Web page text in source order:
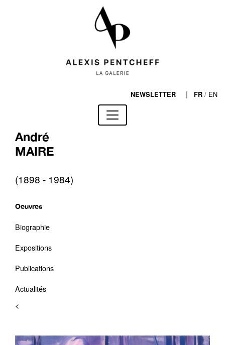
NEWSLETTER | FR / EN
André
MAIRE
(1898 - 1984)
Oeuvres
Biographie
Expositions
Publications
Actualités
<